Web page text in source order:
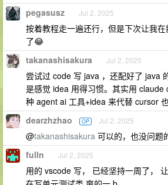
pegasusz Jul 2, 2025
按着教程走一遍还行，但是下次让我
了😂
takanashisakura Jul 2, 2025
尝试过 code 写 java ，还配好了 java
是感觉 idea 用得习惯。其实用
种 agent ai 工具+idea 来代替 cursor 也
dearzhzhao OP Jul 2, 2025
@takanashisakura 可以的，也没问题
fulln Jul 2, 2025
用的 vscode 写， 已经坚持一周了，